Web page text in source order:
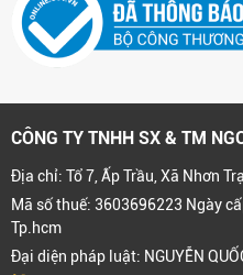
CÔNG TY TNHH SX & TM
Địa chỉ: Tổ 7, Ấp Trầu, Xã Nhơn
Mã số thuế: 3603696223 Ngày
Tp.hcm
Đại diện pháp luật: NGUYỄN